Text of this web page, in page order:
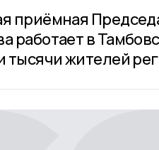
приёмная
в
жителей